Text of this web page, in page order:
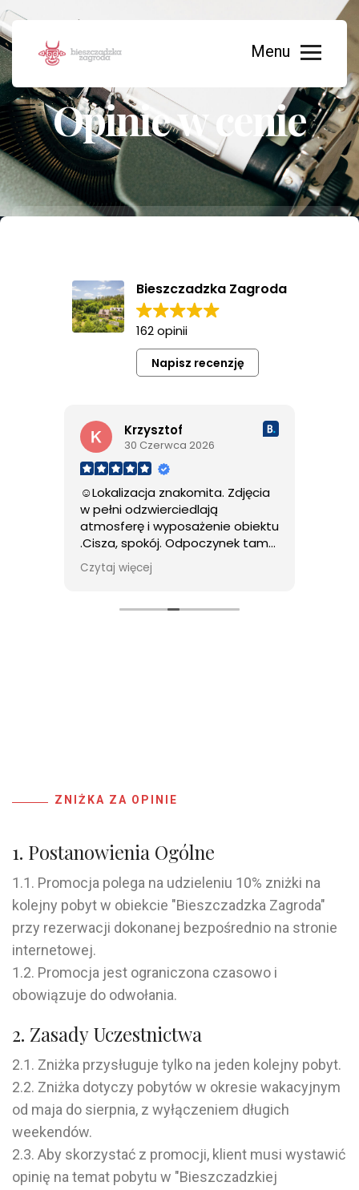
Opinie w cenie
Bieszczadzka Zagroda
162 opinii
Napisz recenzję
Krzysztof
30 Czerwca 2026
☺Lokalizacja znakomita. Zdjęcia
w pełni odzwierciedlają
atmosferę i wyposażenie obiektu
.Cisza, spokój. Odpoczynek tam
,to czysta przyjemność.
Gospodarze bardzo mili i
Czytaj więcej
ZNIŻKA ZA OPINIE
1. Postanowienia Ogólne
1.1. Promocja polega na udzieleniu 10% zniżki na
kolejny pobyt w obiekcie "Bieszczadzka Zagroda"
przy rezerwacji dokonanej bezpośrednio na stronie
internetowej.
1.2. Promocja jest ograniczona czasowo i
obowiązuje do odwołania.
2. Zasady Uczestnictwa
2.1. Zniżka przysługuje tylko na jeden kolejny pobyt.
2.2. Zniżka dotyczy pobytów w okresie wakacyjnym
od maja do sierpnia, z wyłączeniem długich
weekendów.
2.3. Aby skorzystać z promocji, klient musi wystawić
opinię na temat pobytu w "Bieszczadzkiej